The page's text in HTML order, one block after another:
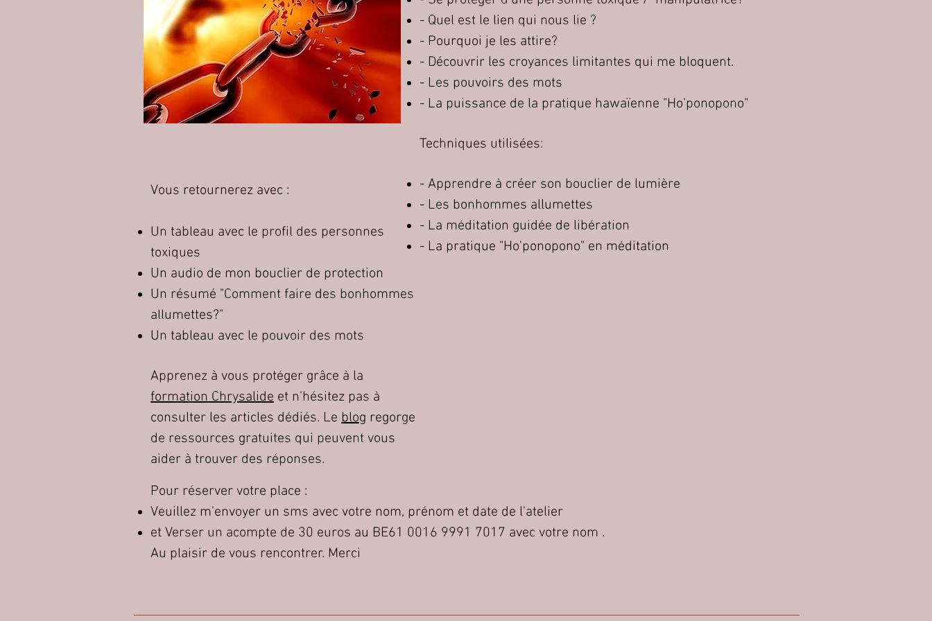
Vous retournerez avec :
Un tableau avec le profil des personnes
toxiques
Un audio de mon bouclier de protection
Un résumé "Comment faire des bonhommes
allumettes?"
Un tableau avec le pouvoir des mots
Apprenez à vous protéger grâce à la
formation Chrysalide et n'hésitez pas à
consulter les articles dédiés. Le blog regorge
de ressources gratuites qui peuvent vous
aider à trouver des réponses.
- Quel est le lien qui nous lie ?
- Pourquoi je les attire?
- Découvrir les croyances limitantes qui me bloquent.
- Les pouvoirs des mots
- La puissance de la pratique hawaïenne "Ho'ponopono"
Techniques utilisées:
- Apprendre à créer son bouclier de lumière
- Les bonhommes allumettes
- La méditation guidée de libération
- La pratique "Ho'ponopono" en méditation
Pour réserver votre place :
Veuillez m'envoyer un sms avec votre nom, prénom et date de l'atelier
et Verser un acompte de 30 euros au BE61 0016 9991 7017 avec votre nom .
Au plaisir de vous rencontrer. Merci